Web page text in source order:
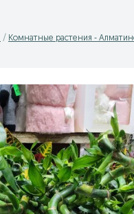
Комнатные растения -